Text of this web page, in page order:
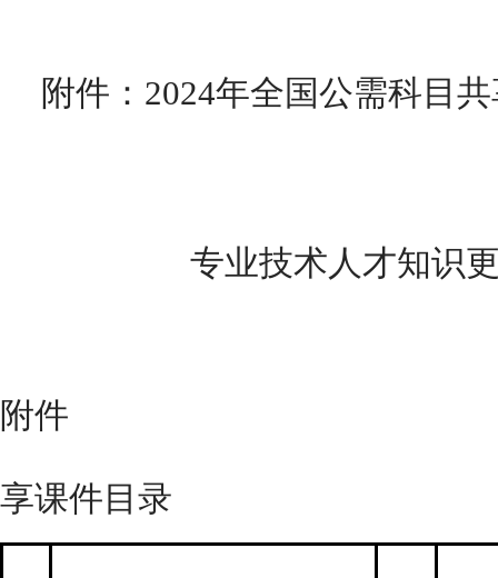
附件：2024年全国公需科目
专业技术人才知识
附件
享课件目录